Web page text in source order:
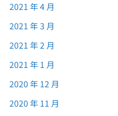
2021 年 4 月
2021 年 3 月
2021 年 2 月
2021 年 1 月
2020 年 12 月
2020 年 11 月